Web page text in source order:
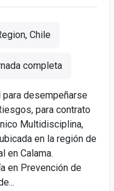
Chile
completa
desempeñarse
para contrato
Multidisciplina,
en la región de
en Calama.
en Prevención de